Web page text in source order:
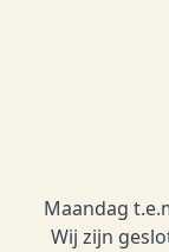
Maandag
Wij zijn